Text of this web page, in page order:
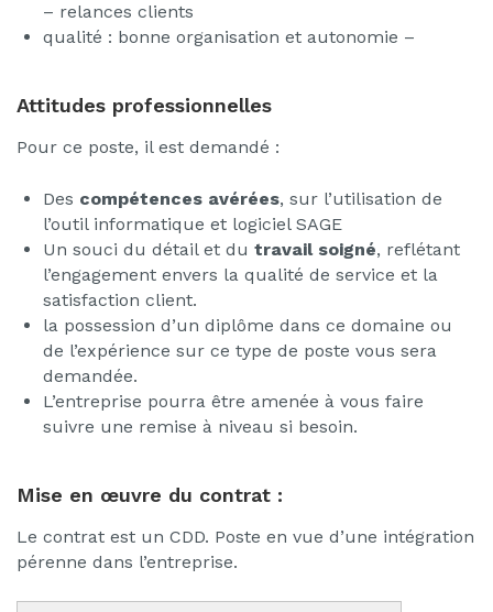
– relances clients
qualité : bonne organisation et autonomie –
Attitudes professionnelles
Pour ce poste, il est demandé :
Des compétences avérées, sur l’utilisation de
l’outil informatique et logiciel SAGE
Un souci du détail et du travail soigné, reflétant
l’engagement envers la qualité de service et la
satisfaction client.
la possession d’un diplôme dans ce domaine ou
de l’expérience sur ce type de poste vous sera
demandée.
L’entreprise pourra être amenée à vous faire
suivre une remise à niveau si besoin.
Mise en œuvre du contrat :
Le contrat est un CDD. Poste en vue d’une intégration
pérenne dans l’entreprise.